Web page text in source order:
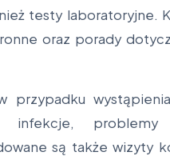
testy laboratoryjne.
oraz porady
przypadku
infekcje,
są także wizyty